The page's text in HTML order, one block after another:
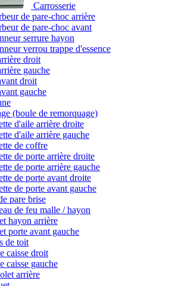
Carrosserie
de pare-choc arrière
de pare-choc avant
serrure hayon
verrou trappe d'essence
droit
gauche
droit
gauche
(boule de remorquage)
d'aile arrière droite
d'aile arrière gauche
de coffre
de porte arrière droite
de porte arrière gauche
de porte avant droite
de porte avant gauche
pare brise
de feu malle / hayon
hayon arrière
porte avant gauche
de toit
caisse droit
caisse gauche
arrière